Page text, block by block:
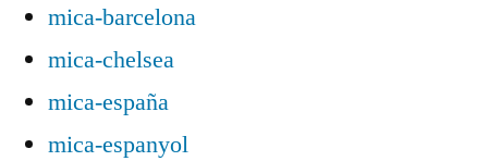
mica-barcelona
mica-chelsea
mica-españa
mica-espanyol